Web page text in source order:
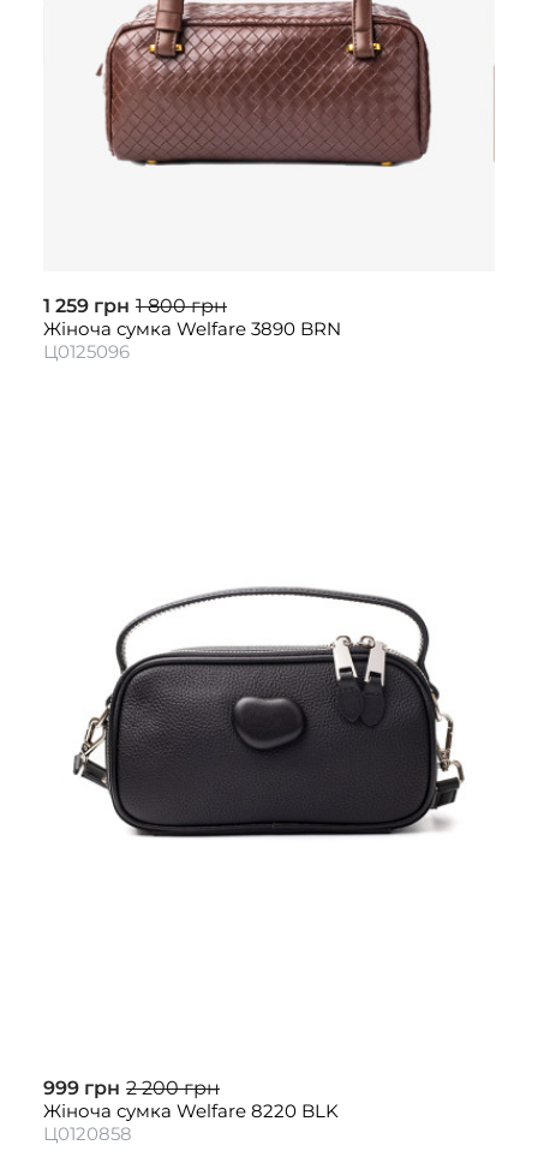
1 259 грн 1 800 грн
Жіноча сумка Welfare 3890 BRN
Ц0125096
999 грн 2 200 грн
Жіноча сумка Welfare 8220 BLK
Ц0120858